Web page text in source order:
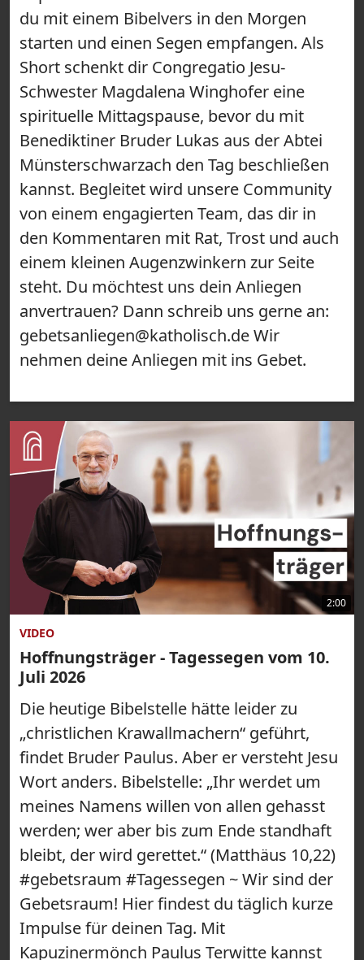
du mit einem Bibelvers in den Morgen
starten und einen Segen empfangen. Als
Short schenkt dir Congregatio Jesu-
Schwester Magdalena Winghofer eine
spirituelle Mittagspause, bevor du mit
Benediktiner Bruder Lukas aus der Abtei
Münsterschwarzach den Tag beschließen
kannst. Begleitet wird unsere Community
von einem engagierten Team, das dir in
den Kommentaren mit Rat, Trost und auch
einem kleinen Augenzwinkern zur Seite
steht. Du möchtest uns dein Anliegen
anvertrauen? Dann schreib uns gerne an:
gebetsanliegen@katholisch.de Wir
nehmen deine Anliegen mit ins Gebet.
2:00
VIDEO
Hoffnungsträger - Tagessegen vom 10.
Juli 2026
Die heutige Bibelstelle hätte leider zu
„christlichen Krawallmachern“ geführt,
findet Bruder Paulus. Aber er versteht Jesu
Wort anders. Bibelstelle: „Ihr werdet um
meines Namens willen von allen gehasst
werden; wer aber bis zum Ende standhaft
bleibt, der wird gerettet.“ (Matthäus 10,22)
#gebetsraum #Tagessegen ~ Wir sind der
Gebetsraum! Hier findest du täglich kurze
Impulse für deinen Tag. Mit
Kapuzinermönch Paulus Terwitte kannst